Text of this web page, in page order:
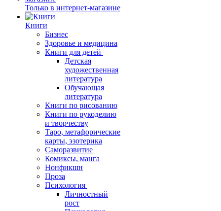
Только в интернет-магазине
Книги
Бизнес
Здоровье и медицина
Книги для детей
Детская
художественная
литература
Обучающая
литература
Книги по рисованию
Книги по рукоделию
и творчеству
Таро, метафорические
карты, эзотерика
Саморазвитие
Комиксы, манга
Нонфикшн
Проза
Психология
Личностный
рост